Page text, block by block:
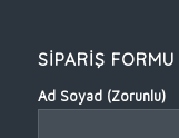
SİPARİŞ FORMU
Ad Soyad (Zorunlu)